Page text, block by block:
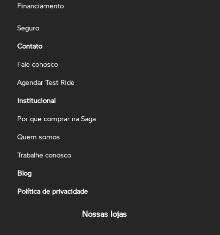
Financiamento
Seguro
Contato
Fale conosco
Agendar Test Ride
Institucional
Por que comprar na Saga
Quem somos
Trabalhe conosco
Blog
Política de privacidade
Nossas lojas